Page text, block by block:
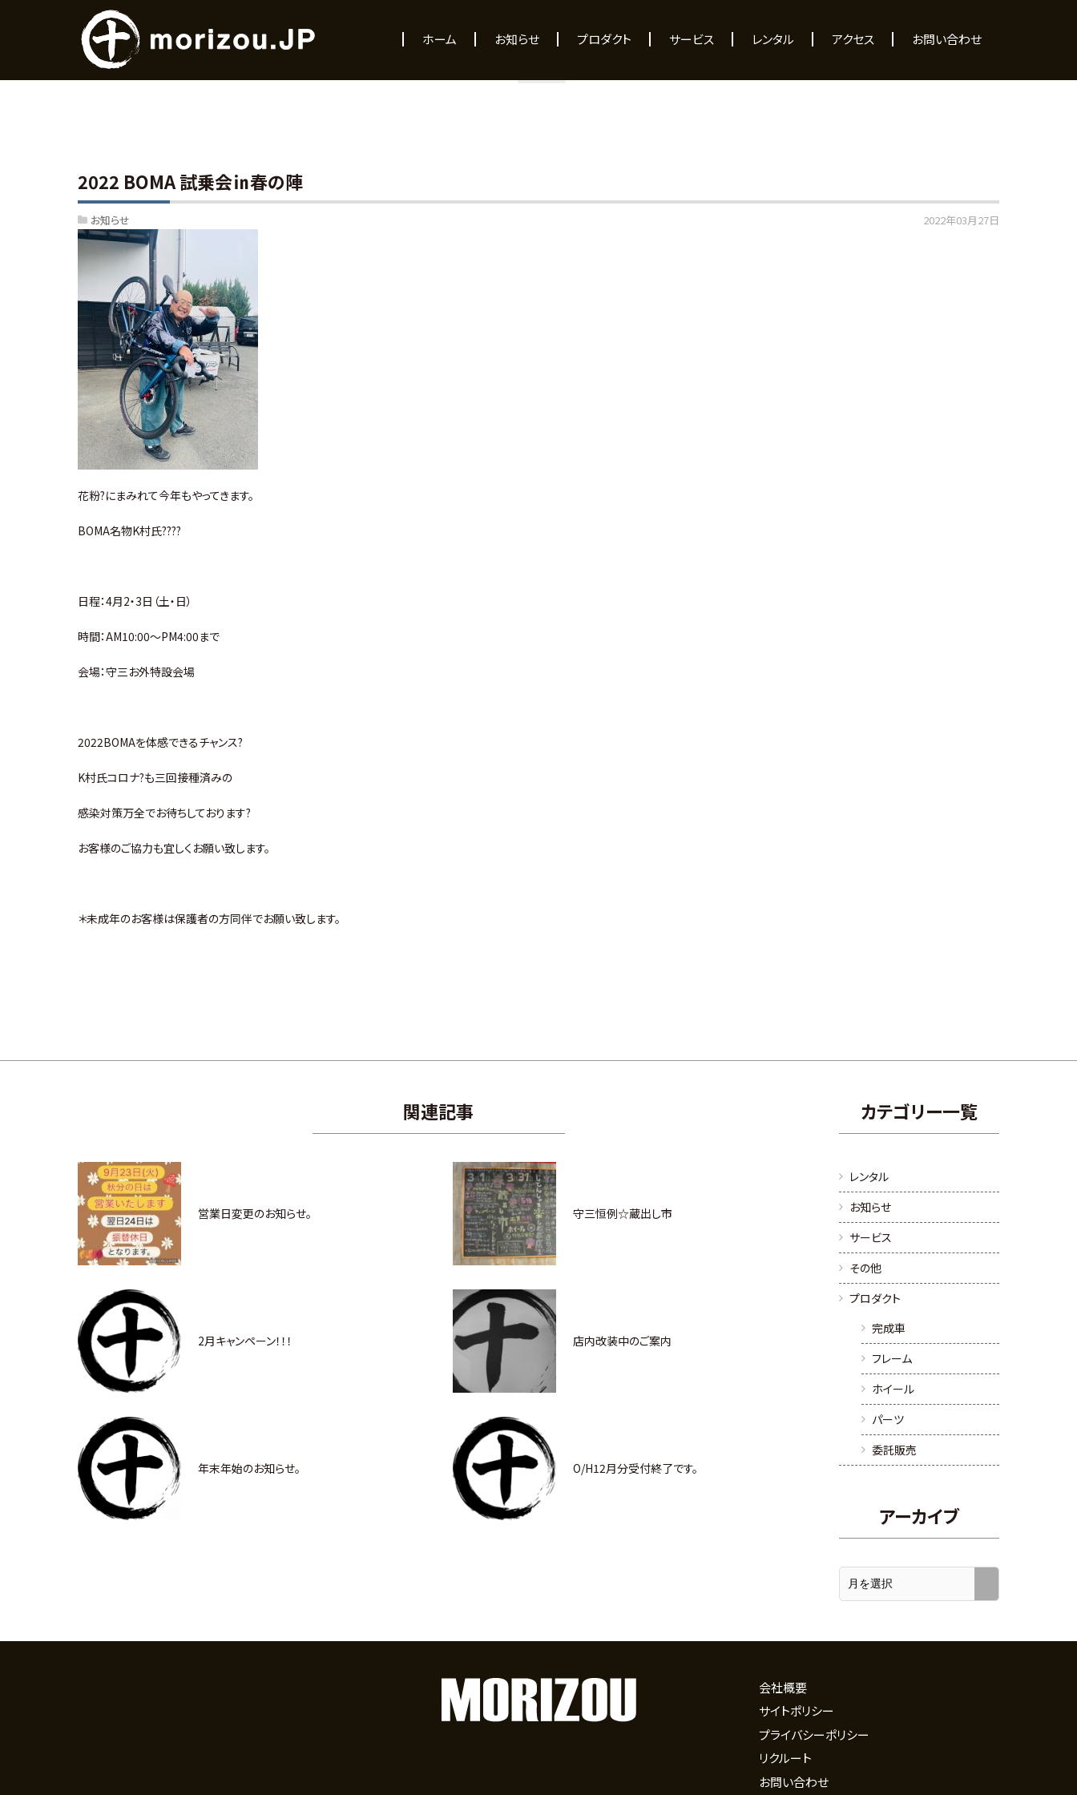
ホーム お知らせ プロダクト サービス レンタル アクセス お問い合わせ
NEWS
2022 BOMA 試乗会㏌春の陣
お知らせ 2022年03月27日
花粉?にまみれて今年もやってきます。
BOMA名物K村氏????
日程：4月2・3日（土・日）
時間：AM10:00～PM4:00まで
会場：守三お外特設会場
2022BOMAを体感できるチャンス?
K村氏コロナ?も三回接種済みの
感染対策万全でお待ちしております?
お客様のご協力も宜しくお願い致します。
＊未成年のお客様は保護者の方同伴でお願い致します。
関連記事
営業日変更のお知らせ。 守三恒例☆蔵出し市
2月キャンペーン！！！ 店内改装中のご案内
年末年始のお知らせ。 O/H12月分受付終了です。
カテゴリー一覧
レンタル
お知らせ
サービス
その他
プロダクト
完成車
フレーム
ホイール
パーツ
委託販売
アーカイブ
会社概要
サイトポリシー
プライバシーポリシー
リクルート
お問い合わせ